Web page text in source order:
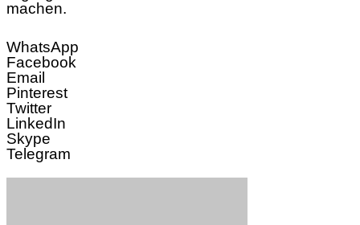
machen.
WhatsApp
Facebook
Email
Pinterest
Twitter
LinkedIn
Skype
Telegram